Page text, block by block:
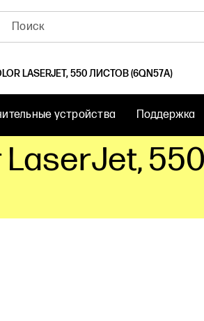
LASERJET, 550 ЛИСТОВ (6QN57A)
устройства Поддержка